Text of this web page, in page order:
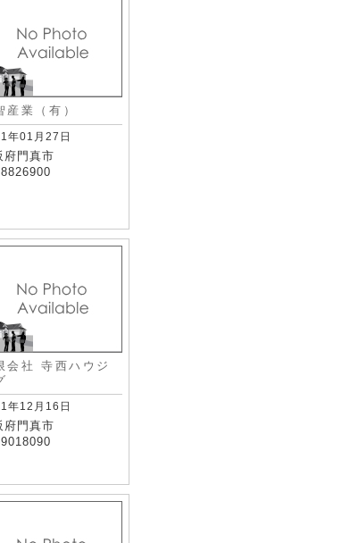
産業（有）
年01月27日
府門真市
会社 寺西ハウジ
年12月16日
府門真市